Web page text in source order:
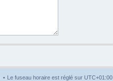
Le fuseau horaire est réglé sur UTC+01:00